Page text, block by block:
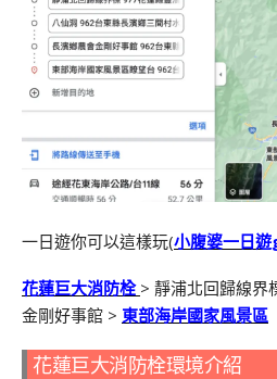
一日遊你可以這樣玩(小腹婆一日
花蓮巨大消防栓 > 靜浦北回歸線界
金剛好事館 > 東部海岸國家風景區
花蓮巨大消防栓環境介紹